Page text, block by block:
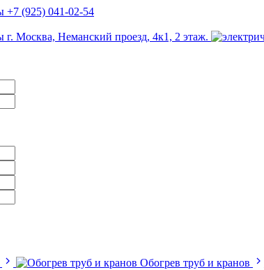
+7 (925) 041-02-54
г. Москва, Неманский проезд, 4к1, 2 этаж.
Обогрев труб и кранов